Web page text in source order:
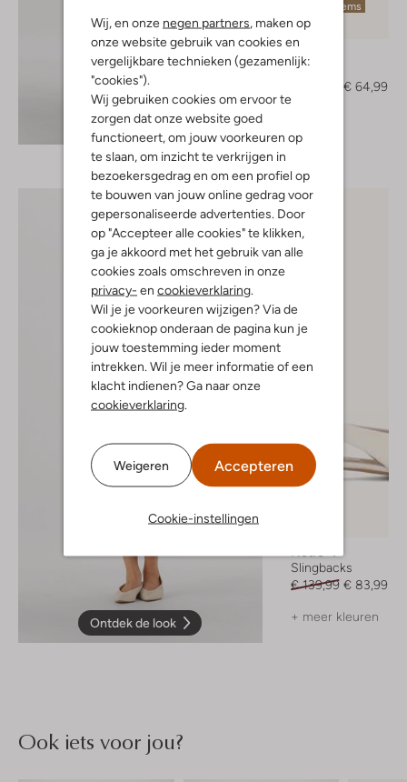
Wij, en onze negen partners, maken op
onze website gebruik van cookies en
vergelijkbare technieken (gezamenlijk:
"cookies").
Wij gebruiken cookies om ervoor te
zorgen dat onze website goed
functioneert, om jouw voorkeuren op
te slaan, om inzicht te verkrijgen in
bezoekersgedrag en om een profiel op
te bouwen van jouw online gedrag voor
gepersonaliseerde advertenties. Door
op "Accepteer alle cookies" te klikken,
ga je akkoord met het gebruik van alle
cookies zoals omschreven in onze
privacy- en cookieverklaring.
Wil je je voorkeuren wijzigen? Via de
cookieknop onderaan de pagina kun je
jouw toestemming ieder moment
intrekken. Wil je meer informatie of een
klacht indienen? Ga naar onze
cookieverklaring.
Weigeren Accepteren
Cookie-instellingen
Ontdek de look
Laatste items
-50%
Notre-V
Pumps
€ 64,99
Ontdek de look
Slingbacks
€ 139,99 € 83,99
+ meer kleuren
Ook iets voor jou?